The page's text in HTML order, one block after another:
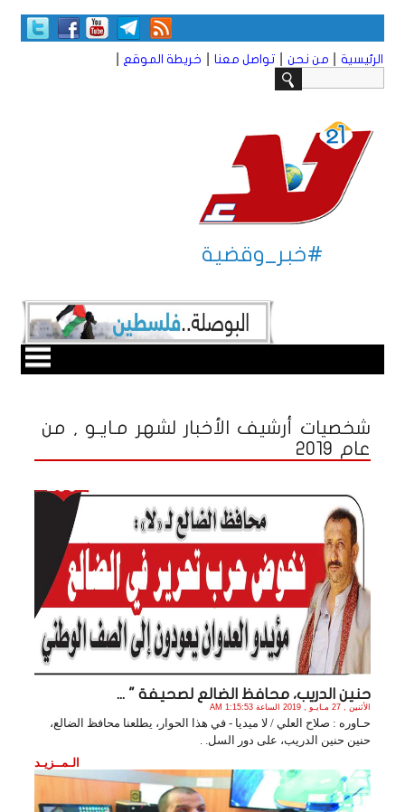
الرئيسية من نحن تواصل معنا خريطة الموقع
#خبر_وقضية
شخصيات أرشيف الأخبار لشهر مـايـو , من
عام 2019
حنين الدريب، محافظ الضالع لصحيفة " ...
الأثنين , 27 مـايـو , 2019 الساعة 1:15:53 AM
حـاوره : صلاح العلي / لا ميديا - في هذا الحوار، يطلعنا محافظ الضالع،
حنين حنين الدريب، على دور السل. .
الـمــزيـد